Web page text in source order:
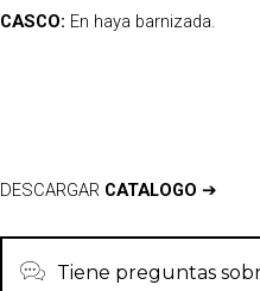
CASCO: En haya barnizada.
DESCARGAR CATALOGO ➔
Tiene preguntas